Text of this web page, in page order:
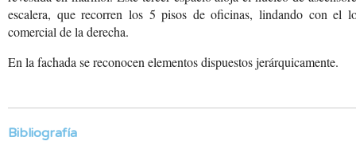
escalera, que recorren los 5 pisos de oficinas, lindando con el
comercial de la derecha.
En la fachada se reconocen elementos dispuestos jerárquicamente.
Bibliografía